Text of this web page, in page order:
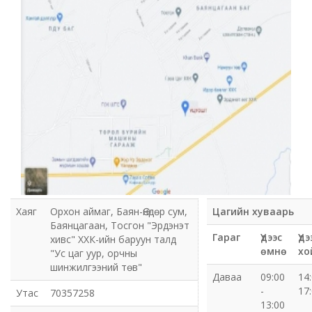
газар
Мэдээлэл шуурхай удирдлагын төв
Эрдэнэт Булганы цахилгаан түгээх сүлжээ ТӨХК
Эрдэнэт ус, дулаан түгээх сүлжээ ОНӨХК
Бүсийн оношлогоо эмчилгээний төв
Хот тохижуулах газар
Орхон аймаг Шуудан үйлчилгээний газар
Хаяг
Орхон аймаг, Баян-Өндөр сум,
Баянцагаан, Тосгон "Эрдэнэт
хивс" ХХК-ийн баруун талд
"Ус цаг уур, орчны
шинжилгээний төв"
Утас
70357258
Цагийн хуваарь
Гараг
Үдээс
өмнө
Даваа
09:00
-
13:00